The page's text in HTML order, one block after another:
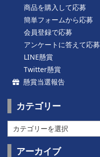
商品を購入して応募
簡単フォームから応募
会員登録で応募
アンケートに答えて応募
LINE懸賞
Twitter懸賞
懸賞当選報告
カテゴリー
カ
テ
ゴ アーカイブ